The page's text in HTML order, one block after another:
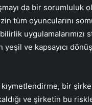
da bir sorumluluk
tüm oyuncularını
uygulamalarımızı
ve kapsayıcı
bir
ve şirketin bu